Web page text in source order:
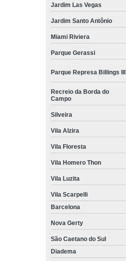
Jardim Las Vegas
Jardim Santo Antônio
Miami Riviera
Parque Gerassi
Parque Represa Billings III
Recreio da Borda do
Campo
Silveira
Vila Alzira
Vila Floresta
Vila Homero Thon
Vila Luzita
Vila Scarpelli
Barcelona
Nova Gerty
São Caetano do Sul
Diadema